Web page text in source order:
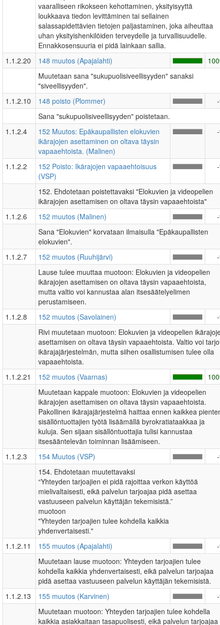
vaaralliseen rikokseen kehottaminen, yksityisyyttä
loukkaava tiedon levittäminen tai sellainen
salassapidettävien tietojen paljastaminen, joka aiheuttaa
uhan yksityishenkilöiden terveydelle ja turvallisuudelle.
Ennakkosensuuria ei pidä lainkaan sallia.
1.1.2.20
148 muutos (Apajalahti)
Muutetaan sana "sukupuolisiveellisyyden" sanaksi
"siveellisyyden".
1.1.2.10
148 poisto (Plommer)
Sana "sukupuolisiveellisyyden" poistetaan.
1.1.2.4
152 Muutos: Epäkaupallisten elokuvien
ikärajojen asettaminen on oltava täysin
vapaaehtoista. (Malinen)
1.1.2.2
152 Poisto: Ikärajojen vapaaehtoisuus
(VSP)
152. Ehdotetaan poistettavaksi "Elokuvien ja videopelien
ikärajojen asettamisen on oltava täysin vapaaehtoista"
1.1.2.6
152 muutos (Malinen)
Sana "Elokuvien" korvataan ilmaisulla "Epäkaupallisten
elokuvien".
1.1.2.7
152 muutos (Ruuhijärvi)
Lause tulee muuttaa muotoon: Elokuvien ja videopelien
ikärajojen asettamisen on oltava täysin vapaaehtoista,
mutta valtio voi kannustaa alan itsesäätelyelimen
perustamiseen.
1.1.2.8
152 muutos (Savolainen)
Rivi muutetaan muotoon: Elokuvien ja videopelien
asettamisen on oltava täysin vapaaehtoista. Valtio voi
ikärajajärjestelmän, mutta siihen osallistumisen tulee olla
vapaaehtoista.
1.1.2.21
152 muutos (Vaarnas)
Muutetaan kappale muotoon: Elokuvien ja videopelien
ikärajojen asettamisen on oltava täysin vapaaehtoista.
Pakollinen ikärajajärjestelmä haittaa ennen kaikkea
sisällöntuottajien työtä lisäämällä byrokratiataakkaa ja
kuluja. Sen sijaan sisällöntuottajia tulisi kannustaa
itsesääntelevän toiminnan lisäämiseen.
1.1.2.3
154 Muutos (VSP)
154. Ehdotetaan muutettavaksi
“Yhteyden tarjoajien ei pidä rajoittaa verkon käyttöä
mielivaltaisesti, eikä palvelun tarjoajaa pidä asettaa
vastuuseen palvelun käyttäjän tekemisistä.”
muotoon
"Yhteyden tarjoajien tulee kohdella kaikkia
yhdenvertaisesti."
1.1.2.11
155 muutos (Apajalahti)
Muutetaan lause muotoon: Yhteyden tarjoajien tulee
kohdella kaikkia yhdenvertaisesti, eikä palvelun tarjoajaa
pidä asettaa vastuuseen palvelun käyttäjän tekemisistä.
1.1.2.13
155 muutos (Karvinen)
Muutetaan muotoon: Yhteyden tarjoajien tulee kohdella
kaikkia asiakkaitaan tasapuolisesti, eikä palvelun tarjoajaa